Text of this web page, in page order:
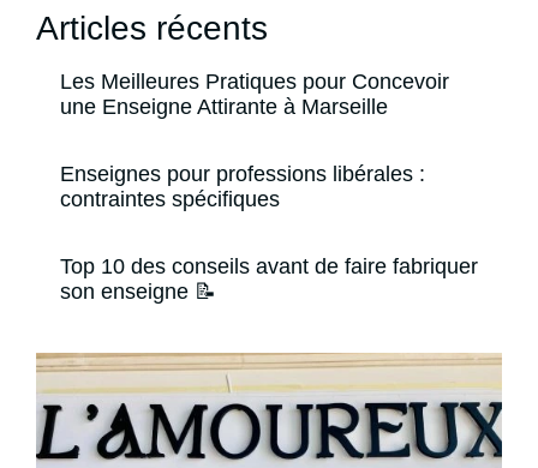
Articles récents
Les Meilleures Pratiques pour Concevoir
une Enseigne Attirante à Marseille
Enseignes pour professions libérales :
contraintes spécifiques
Top 10 des conseils avant de faire fabriquer
son enseigne 📝